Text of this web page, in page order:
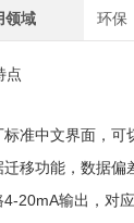
领域 环保
点
准中文界面，可
移功能，数据偏
20mA输出，对